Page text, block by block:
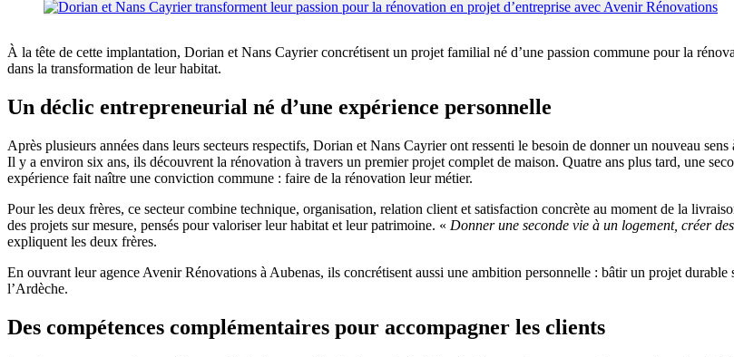
À la tête de cette implantation, Dorian et Nans Cayrier concrétisent un projet familial né d’une passion commune pour la
dans la transformation de leur habitat.
Un déclic entrepreneurial né d’une expérience personnelle
Après plusieurs années dans leurs secteurs respectifs, Dorian et Nans Cayrier ont ressenti le besoin de donner un nouveau
Il y a environ six ans, ils découvrent la rénovation à travers un premier projet complet de maison. Quatre ans plus tard, une
expérience fait naître une conviction commune : faire de la rénovation leur métier.
Pour les deux frères, ce secteur combine technique, organisation, relation client et satisfaction concrète au moment de la
des projets sur mesure, pensés pour valoriser leur habitat et leur patrimoine. « Donner une seconde vie à un logement, créer
expliquent les deux frères.
En ouvrant leur agence Avenir Rénovations à Aubenas, ils concrétisent aussi une ambition personnelle : bâtir un projet
l’Ardèche.
Des compétences complémentaires pour accompagner les clients